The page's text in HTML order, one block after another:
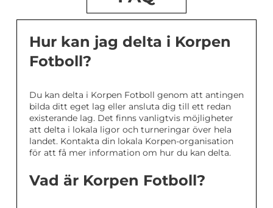
Hur kan jag delta i Korpen
Fotboll?
Du kan delta i Korpen Fotboll genom att antingen
bilda ditt eget lag eller ansluta dig till ett redan
existerande lag. Det finns vanligtvis möjligheter
att delta i lokala ligor och turneringar över hela
landet. Kontakta din lokala Korpen-organisation
för att få mer information om hur du kan delta.
Vad är Korpen Fotboll?